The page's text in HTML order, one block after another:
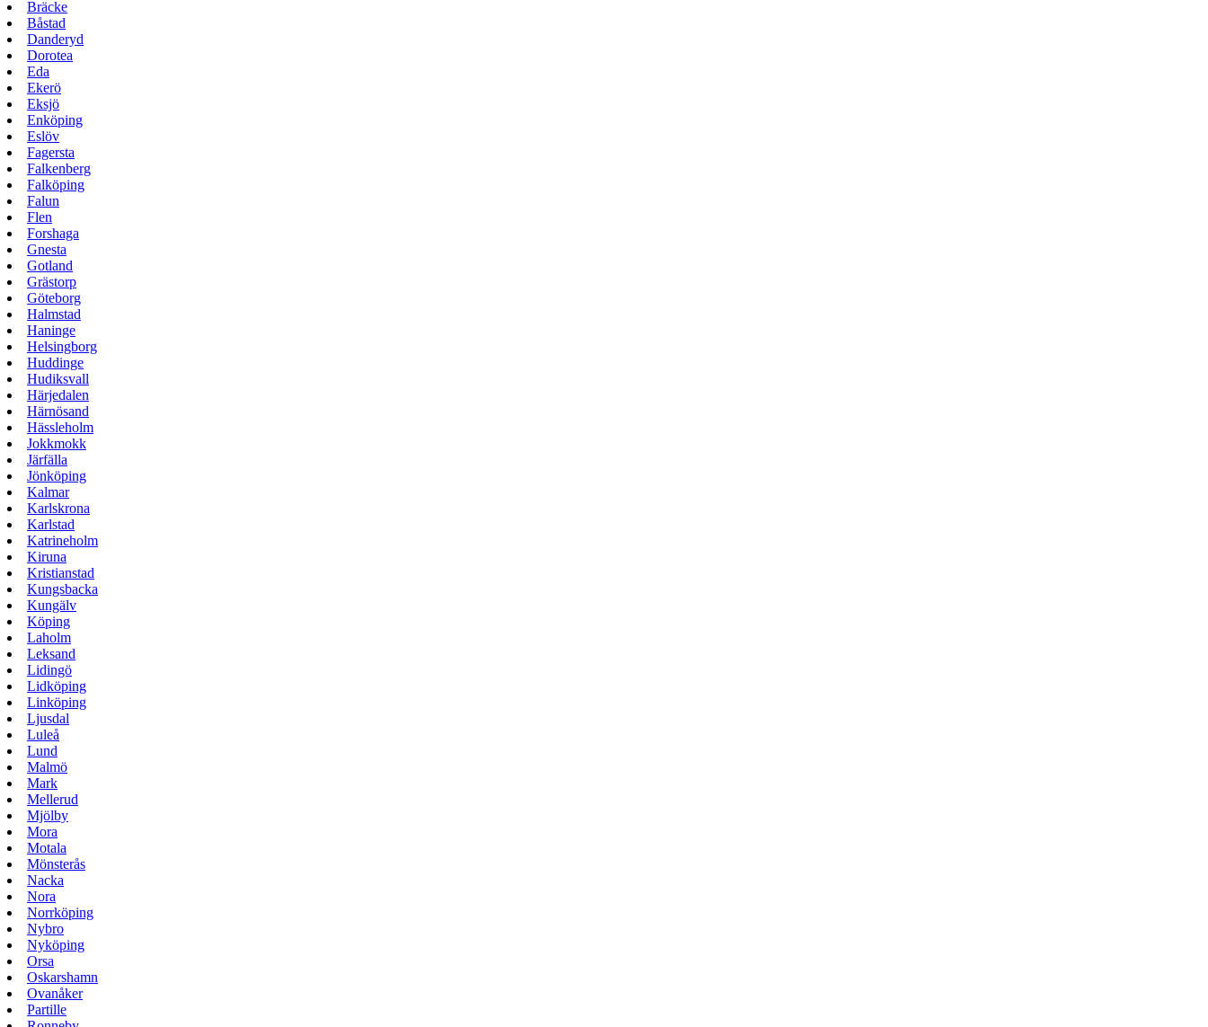
Bräcke
Båstad
Danderyd
Dorotea
Eda
Ekerö
Eksjö
Enköping
Eslöv
Fagersta
Falkenberg
Falköping
Falun
Flen
Forshaga
Gnesta
Gotland
Grästorp
Göteborg
Halmstad
Haninge
Helsingborg
Huddinge
Hudiksvall
Härjedalen
Härnösand
Hässleholm
Jokkmokk
Järfälla
Jönköping
Kalmar
Karlskrona
Karlstad
Katrineholm
Kiruna
Kristianstad
Kungsbacka
Kungälv
Köping
Laholm
Leksand
Lidingö
Lidköping
Linköping
Ljusdal
Luleå
Lund
Malmö
Mark
Mellerud
Mjölby
Mora
Motala
Mönsterås
Nacka
Nora
Norrköping
Nybro
Nyköping
Orsa
Oskarshamn
Ovanåker
Partille